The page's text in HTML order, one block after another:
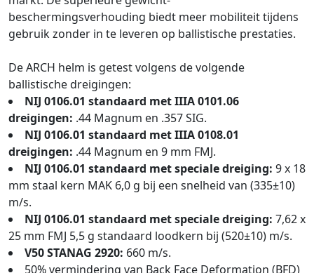
beschermingsverhouding biedt meer mobiliteit tijdens
gebruik zonder in te leveren op ballistische prestaties.
De ARCH helm is getest volgens de volgende
ballistische dreigingen:
NIJ 0106.01 standaard met IIIA 0101.06
dreigingen: .44 Magnum en .357 SIG.
NIJ 0106.01 standaard met IIIA 0108.01
dreigingen: .44 Magnum en 9 mm FMJ.
NIJ 0106.01 standaard met speciale dreiging: 9 x 18
mm staal kern MAK 6,0 g bij een snelheid van (335±10)
m/s.
NIJ 0106.01 standaard met speciale dreiging: 7,62 x
25 mm FMJ 5,5 g standaard loodkern bij (520±10) m/s.
V50 STANAG 2920: 660 m/s.
50% vermindering van Back Face Deformation (BFD)